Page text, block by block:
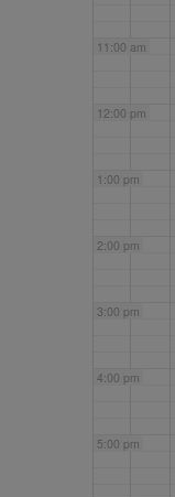
11:00 am
12:00 pm
1:00 pm
2:00 pm
3:00 pm
4:00 pm
5:00 pm